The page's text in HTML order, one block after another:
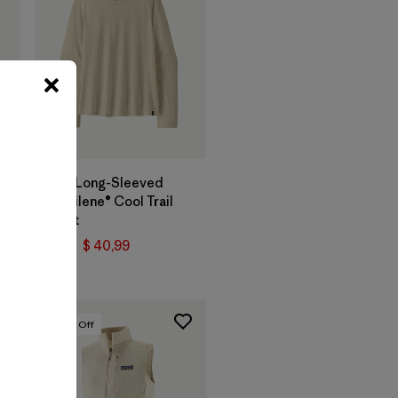
W's Long-Sleeved
Capilene® Cool Trail
Shirt
$ 40,99
% Off